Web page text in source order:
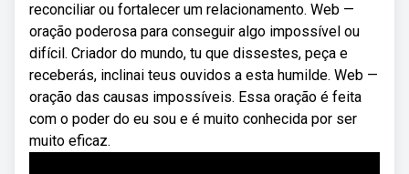
reconciliar ou fortalecer um relacionamento. Web —
oração poderosa para conseguir algo impossível ou
difícil. Criador do mundo, tu que dissestes, peça e
receberás, inclinai teus ouvidos a esta humilde. Web —
oração das causas impossíveis. Essa oração é feita
com o poder do eu sou e é muito conhecida por ser
muito eficaz.